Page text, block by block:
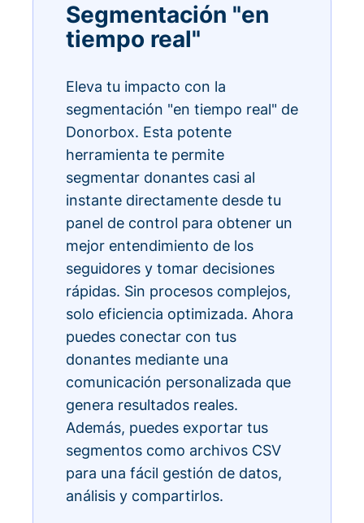
Segmentación "en
tiempo real"
Eleva tu impacto con la
segmentación "en tiempo real" de
Donorbox. Esta potente
herramienta te permite
segmentar donantes casi al
instante directamente desde tu
panel de control para obtener un
mejor entendimiento de los
seguidores y tomar decisiones
rápidas. Sin procesos complejos,
solo eficiencia optimizada. Ahora
puedes conectar con tus
donantes mediante una
comunicación personalizada que
genera resultados reales.
Además, puedes exportar tus
segmentos como archivos CSV
para una fácil gestión de datos,
análisis y compartirlos.